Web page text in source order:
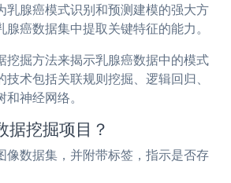
乳腺癌模式识别和预测建模的强大方
癌数据集中提取关键特征的能力。
挖掘方法来揭示乳腺癌数据中的模式
术包括关联规则挖掘、逻辑回归、
神经网络。
据挖掘项目？
像数据集，并附带标签，指示是否存